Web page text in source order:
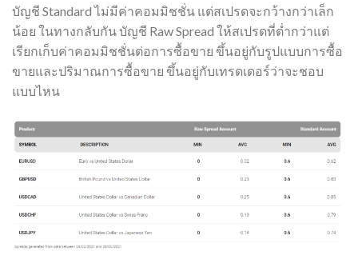
บัญชี Standard ไม่มีค่าคอมมิชชั่น แต่สเปรดจะกว้างกว่าเล็ก
น้อย ในทางกลับกัน บัญชี Raw Spread ให้สเปรดที่ต่ำกว่าแต่
เรียกเก็บค่าคอมมิชชั่นต่อการซื้อขาย ขึ้นอยู่กับรูปแบบการซื้อ
ขายและปริมาณการซื้อขาย ขึ้นอยู่กับเทรดเดอร์ว่าจะชอบ
แบบไหน